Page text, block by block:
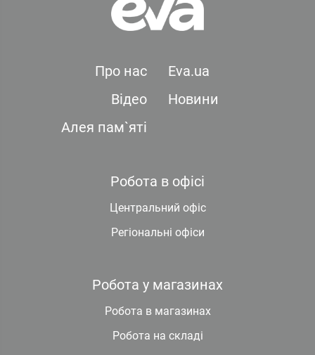
Про нас
Eva.ua
Відео
Новини
Алея пам`яті
Робота в офісі
Центральний офіс
Регіональні офіси
Робота у магазинах
Робота в магазинах
Робота на складі